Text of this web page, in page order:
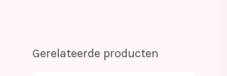
Gerelateerde producten